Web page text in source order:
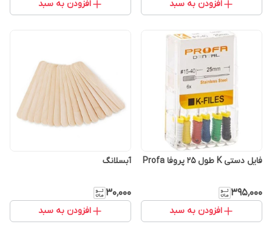
افزودن به سبد افزودن به سبد
فایل دستی K طول 25 پروفا Profa
۳۹۵٬۰۰۰
افزودن به سبد
آبسلانگ
۳۰٬۰۰۰
افزودن به سبد